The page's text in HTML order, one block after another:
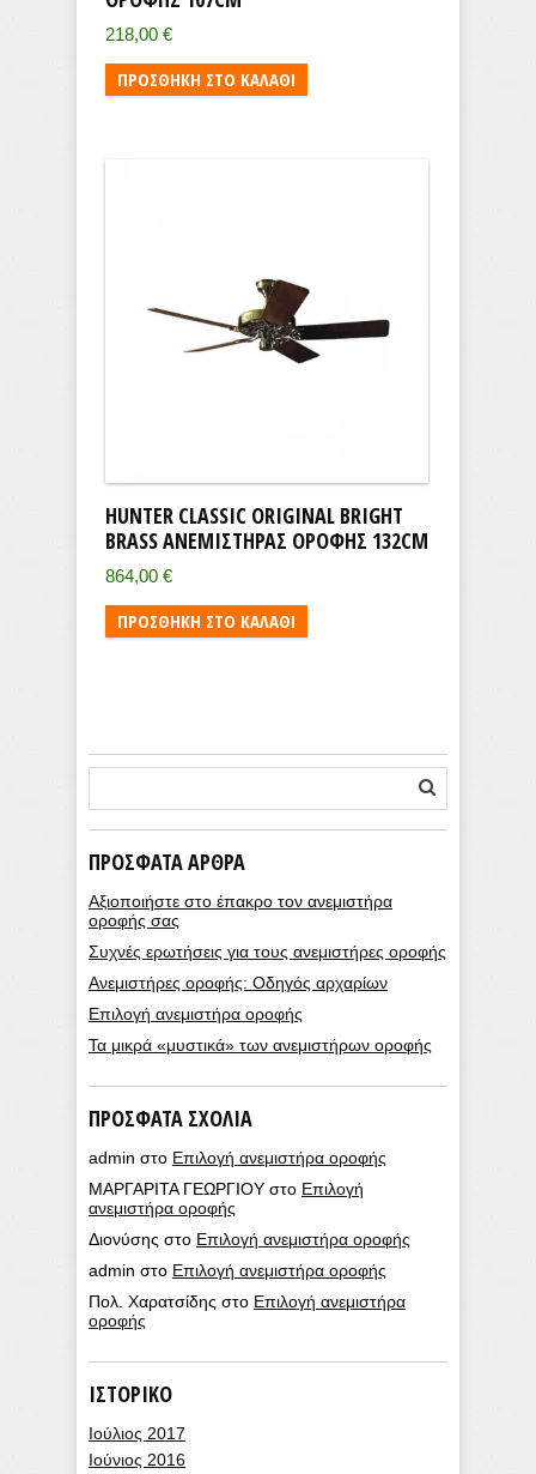
218,00€
ΠΡΟΣΘΉΚΗ ΣΤΟ ΚΑΛΆΘΙ
HUNTER CLASSIC ORIGINAL BRIGHT
BRASS ΑΝΕΜΙΣΤΉΡΑΣ ΟΡΟΦΉΣ 132CM
864,00€
ΠΡΟΣΘΉΚΗ ΣΤΟ ΚΑΛΆΘΙ
ΠΡΌΣΦΑΤΑ ΆΡΘΡΑ
Αξιοποιήστε στο έπακρο τον ανεμιστήρα
οροφής σας
Συχνές ερωτήσεις για τους ανεμιστήρες οροφής
Ανεμιστήρες οροφής: Οδηγός αρχαρίων
Επιλογή ανεμιστήρα οροφής
Τα μικρά «μυστικά» των ανεμιστήρων οροφής
ΠΡΌΣΦΑΤΑ ΣΧΌΛΙΑ
admin στο Επιλογή ανεμιστήρα οροφής
ΜΑΡΓΑΡΙΤΑ ΓΕΩΡΓΙΟΥ στο Επιλογή
ανεμιστήρα οροφής
Διονύσης στο Επιλογή ανεμιστήρα οροφής
admin στο Επιλογή ανεμιστήρα οροφής
Πολ. Χαρατσίδης στο Επιλογή ανεμιστήρα
οροφής
ΙΣΤΟΡΙΚΌ
Ιούλιος 2017
Ιούνιος 2016